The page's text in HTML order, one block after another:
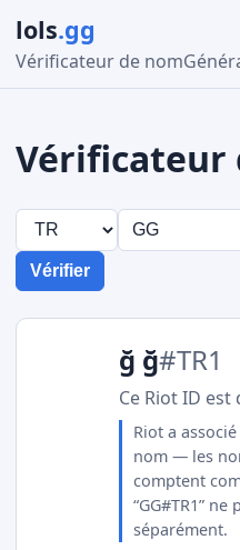
lols.gg
Vérificateur de nom
Vérificateur
Vérifier
ğ ğ#TR1
Ce Riot ID est
Riot a
nom — les
comptent
“GG#TR1”
séparément.